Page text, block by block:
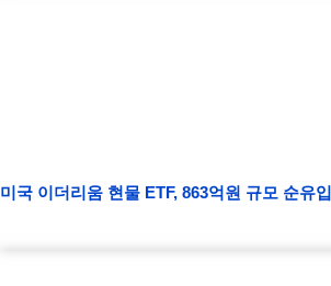
미국 이더리움 현물 ETF, 863억원 규모 순유입